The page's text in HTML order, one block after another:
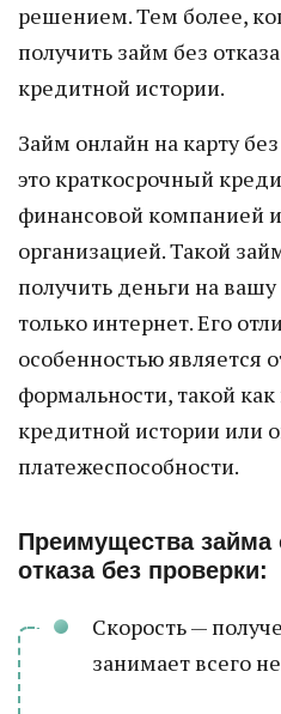
решением. Тем более,
получить займ без
кредитной истории.
Займ онлайн на карту
это краткосрочный
финансовой компанией
организацией. Такой
получить деньги на вашу
только интернет. Его
особенностью является
формальности, такой
кредитной истории или
платежеспособности.
Преимущества займа
отказа без проверки:
Скорость —
занимает всего